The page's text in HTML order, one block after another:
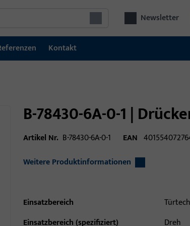
Newsletter
Kontakt
B-78430-6A-0-1 |
Artikel Nr. B-78430-6A-0-1 EAN
Weitere Produktinformationen
Einsatzbereich
Einsatzbereich (spezifiziert)
Dreh